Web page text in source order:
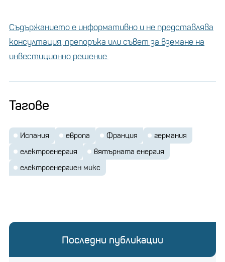
Съдържанието е информативно и не представлява
консултация, препоръка или съвет за вземане на
инвестиционно решение.
Тагове
Испания европа Франция
германия
електроенергия
вятърната енергия
електроенергиен микс
Последни публикации